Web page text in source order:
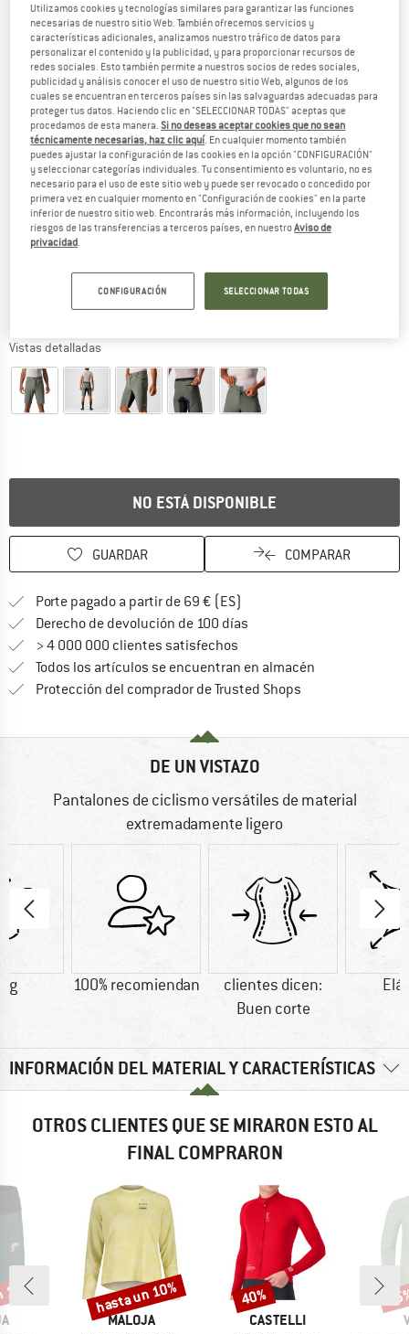
Vistas detalladas
NO ESTÁ DISPONIBLE
GUARDAR COMPARAR
Porte pagado a partir de 69 € (ES)
Derecho de devolución de 100 días
> 4 000 000 clientes satisfechos
Todos los artículos se encuentran en almacén
Protección del comprador de Trusted Shops
DE UN VISTAZO
Pantalones de ciclismo versátiles de material
extremadamente ligero
g 100% recomiendan
clientes dicen:
Buen corte
INFORMACIÓN DEL MATERIAL Y CARACTERÍSTICAS
OTROS CLIENTES QUE SE MIRARON ESTO AL
FINAL COMPRARON
MARCA
MALOJA
Descuento
hasta un 10%
MARCA
CASTELLI
Descuento
40%
Utilizamos cookies y tecnologías similares para garantizar las funciones
necesarias de nuestro sitio Web. También ofrecemos servicios y
características adicionales, analizamos nuestro tráfico de datos para
personalizar el contenido y la publicidad, y para proporcionar recursos de
redes sociales. Esto también permite a nuestros socios de redes sociales,
publicidad y análisis conocer el uso de nuestro sitio Web, algunos de los
cuales se encuentran en terceros países sin las salvaguardas adecuadas para
proteger tus datos. Haciendo clic en "SELECCIONAR TODAS" aceptas que
procedamos de esta manera.Si no deseas aceptar cookies que no sean
técnicamente necesarias, haz clic aquí. En cualquier momento también
puedes ajustar la configuración de las cookies en la opción "CONFIGURACIÓN"
y seleccionar categorías individuales. Tu consentimiento es voluntario, no es
necesario para el uso de este sitio web y puede ser revocado o concedido por
primera vez en cualquier momento en "Configuración de cookies" en la parte
inferior de nuestro sitio web. Encontrarás más información, incluyendo los
riesgos de las transferencias a terceros países, en nuestroAviso de
privacidad.
CONFIGURACIÓN SELECCIONAR TODAS